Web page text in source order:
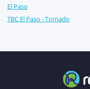
El Paso
TBC El Paso - Tornado